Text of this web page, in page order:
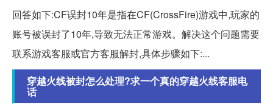
回答如下:CF误封10年是指在CF(CrossFire)游戏中,玩家的
账号被误封了10年,导致无法正常游戏。解决这个问题需要
联系游戏客服或官方客服解封,具体步骤如下:...
穿越火线被封怎么处理?求一个真的穿越火线客服电
话